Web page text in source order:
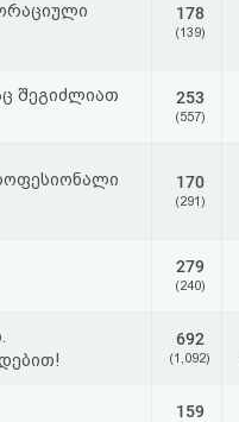
178
(139)
შეგიძლიათ
253
(557)
170
(291)
279
(240)
692
(1,092)
159